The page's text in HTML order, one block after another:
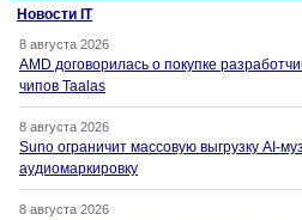
Новости IT
8 августа 2026
AMD договорилась о покупке
чипов Taalas
8 августа 2026
Suno ограничит массовую выгрузку AI-
аудиомаркировку
8 августа 2026